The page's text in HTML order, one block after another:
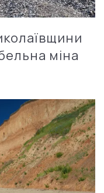
міна